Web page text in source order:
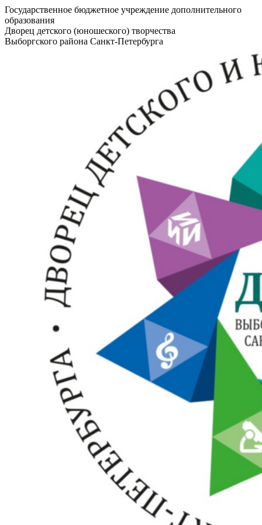
Государственное бюджетное учреждение дополнительного
образования
Дворец детского (юношеского) творчества
Выборгского района Санкт-Петербурга